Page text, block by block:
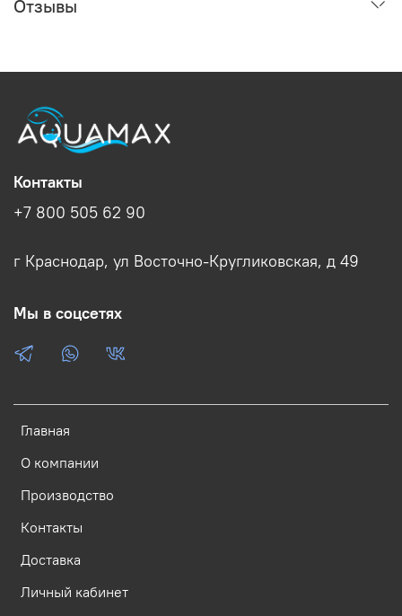
Отзывы
Главная
О компании
Производство
Контакты
Доставка
Личный кабинет
Контакты
+7 800 505 62 90
г Краснодар, ул Восточно-Кругликовская, д 49
Мы в соцсетях